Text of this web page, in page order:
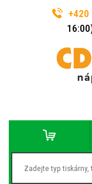
+420